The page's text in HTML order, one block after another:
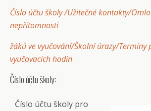
Číslo účtu školy /Užitečné kontakty/
nepřítomnosti
žáků ve vyučování/Školní úrazy/Termíny
vyučovacích hodin
Číslo účtu školy:
Číslo účtu školy pro